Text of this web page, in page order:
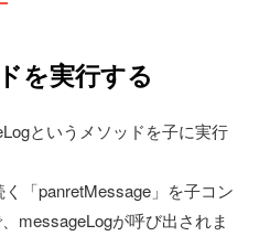
を実行する
というメソッドを子に実行
「panretMessage」を子コン
messageLogが呼び出されま